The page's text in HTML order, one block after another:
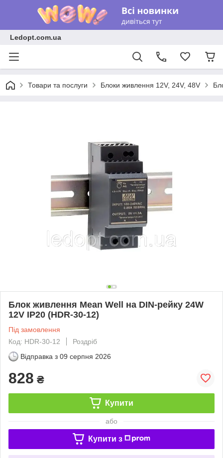
Ledopt.com.ua
Товари та послуги Блоки живлення 12V, 24V, 48V
Блок живлення Mean Well на DIN-рейку 24W
12V IP20 (HDR-30-12)
Під замовлення
Код: HDR-30-12
Роздріб
Відправка з 09 серпня 2026
828 ₴
Купити
або
Купити з